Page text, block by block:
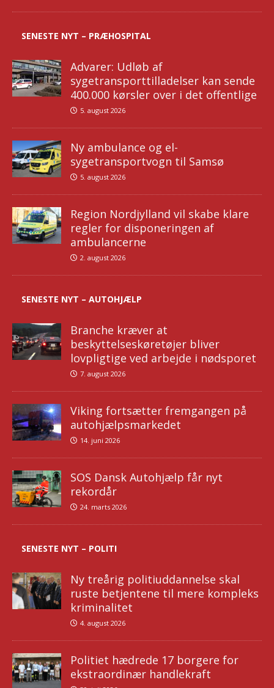
SENESTE NYT – PRÆHOSPITAL
Advarer: Udløb af
sygetransporttilladelser kan sende
400.000 kørsler over i det offentlige
5. august 2026
Ny ambulance og el-
sygetransportvogn til Samsø
5. august 2026
Region Nordjylland vil skabe klare
regler for disponeringen af
ambulancerne
2. august 2026
SENESTE NYT – AUTOHJÆLP
Branche kræver at
beskyttelseskøretøjer bliver
lovpligtige ved arbejde i nødsporet
7. august 2026
Viking fortsætter fremgangen på
autohjælpsmarkedet
14. juni 2026
SOS Dansk Autohjælp får nyt
rekordår
24. marts 2026
SENESTE NYT – POLITI
Ny treårig politiuddannelse skal
ruste betjentene til mere kompleks
kriminalitet
4. august 2026
Politiet hædrede 17 borgere for
ekstraordinær handlekraft